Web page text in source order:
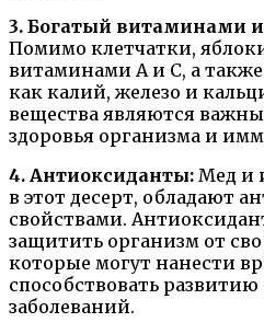
3. Богатый витаминами
Помимо клетчатки,
витаминами A и C, а
как калий, железо и
вещества являются
здоровья организма и
4. Антиоксиданты: Мед и
в этот десерт, обладают
свойствами.
защитить организм от
которые могут нанести
способствовать
заболеваний.